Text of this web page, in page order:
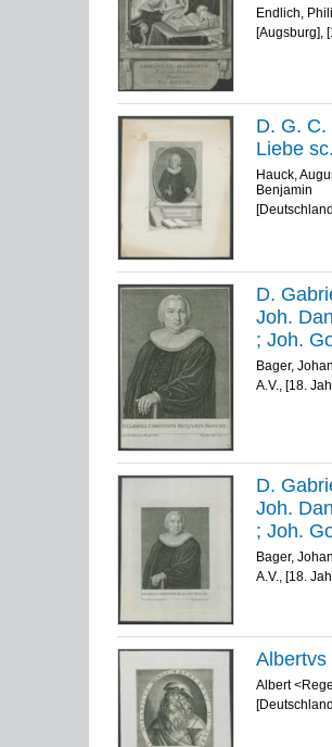
Endlich,
[Augsburg],
D. G.
Liebe
Hauck,
Benjamin
D.
Joh.
; Joh.
Bager,
A.V., [18.
D.
Joh.
; Joh.
Bager,
A.V., [18.
Albertvs
Albert